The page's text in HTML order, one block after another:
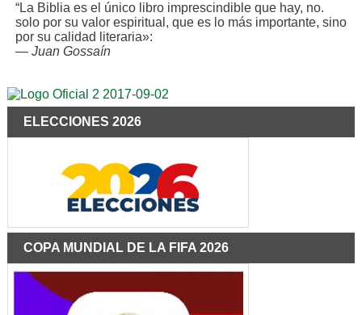
“La Biblia es el único libro imprescindible que hay, no.
solo por su valor espiritual, que es lo más importante, sino
por su calidad literaria»:
— Juan Gossaín
ELECCIONES 2026
COPA MUNDIAL DE LA FIFA 2026